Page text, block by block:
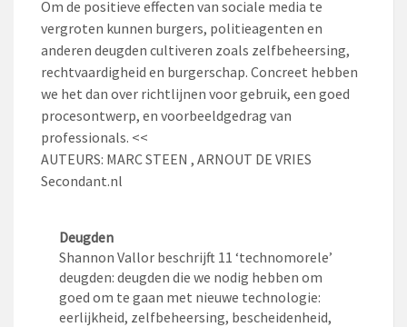
Om de positieve effecten van sociale media te
vergroten kunnen burgers, politieagenten en
anderen deugden cultiveren zoals zelfbeheersing,
rechtvaardigheid en burgerschap. Concreet hebben
we het dan over richtlijnen voor gebruik, een goed
procesontwerp, en voorbeeldgedrag van
professionals. <<
AUTEURS: MARC STEEN , ARNOUT DE VRIES
Secondant.nl
Deugden
Shannon Vallor beschrijft 11 ‘technomorele’
deugden: deugden die we nodig hebben om
goed om te gaan met nieuwe technologie:
eerlijkheid, zelfbeheersing, bescheidenheid,